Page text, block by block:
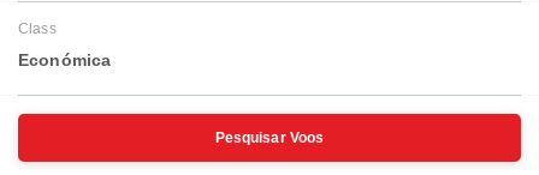
Class
Económica
Pesquisar Voos